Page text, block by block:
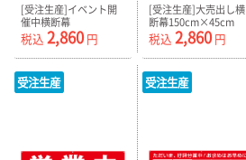
[受注生産]イベント開
催中横断幕
150cm×45cm TA001-
01
税込 2,860 円
[受注生産]大売出し横
断幕150cm×45cm
TA001-02
税込 2,860円
受注生産 受注生産